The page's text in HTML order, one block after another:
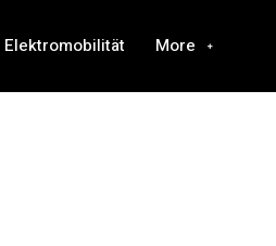
Elektromobilität More